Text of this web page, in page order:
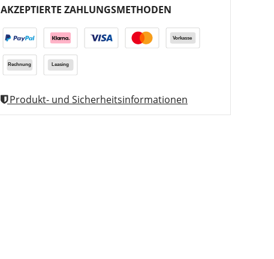
AKZEPTIERTE ZAHLUNGSMETHODEN
Produkt- und Sicherheitsinformationen